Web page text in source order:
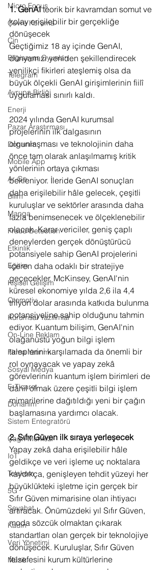
Micro Focus
Çevre Koruma
Çin
Bilgisayar Oyunları
Telegram
Avrupa Birliği
Enerji
Pazar Araştırması
Donanım
Mobile App
Ar-Ge
Bilim
Manga
Fraud Detection
Etkinlik
Eğitim
Kişisel Gelişim
Otomotiv
Kurumsal Yazılımlar
On-Line Reklam
Firma Yatırımı
Sosyal Medya
E-Ticaret
Donanım
Sistem Entegratörü
Çağrı Merkezi
IoT
Telekom
5G
Seyahat
Kadın
Veri Yönetimi
Müzik
1. GenAI teorik bir kavramdan somut ve
kolay erişilebilir bir gerçekliğe
dönüşecek
Geçtiğimiz 18 ay içinde GenAI,
dünyamızı yeniden şekillendirecek
yenilikçi fikirleri ateşlemiş olsa da
büyük ölçekli GenAI girişimlerinin fiilî
uygulaması sınırlı kaldı.
2024 yılında GenAI kurumsal
projelerinin ilk dalgasının
olgunlaşması ve teknolojinin daha
önce tam olarak anlaşılmamış kritik
yönlerinin ortaya çıkması
bekleniyor. İleride GenAI sonuçları
daha erişilebilir hâle gelecek, çeşitli
kuruluşlar ve sektörler arasında daha
fazla benimsenecek ve ölçeklenebilir
olacak. Karar vericiler, geniş çaplı
deneylerden gerçek dönüştürücü
potansiyele sahip GenAI projelerini
içeren daha odaklı bir stratejiye
geçecekler. McKinsey, GenAI'nin
küresel ekonomiye yılda 2,6 ila 4,4
trilyon dolar arasında katkıda bulunma
potansiyeline sahip olduğunu tahmin
ediyor. Kuantum bilişim, GenAI'nin
olağanüstü yoğun bilgi işlem
taleplerini karşılamada da önemli bir
rol oynayacak ve yapay zekâ
görevlerinin kuantum işlem birimleri de
dâhil olmak üzere çeşitli bilgi işlem
mimarilerine dağıtıldığı yeni bir çağın
başlamasına yardımcı olacak.
2. Sıfır Güven ilk sıraya yerleşecek
Yapay zekâ daha erişilebilir hâle
geldikçe ve veri işleme uç noktalara
kaydıkça, genişleyen tehdit yüzeyi her
büyüklükteki işletme için gerçek bir
Sıfır Güven mimarisine olan ihtiyacı
artıracak. Önümüzdeki yıl Sıfır Güven,
moda sözcük olmaktan çıkarak
standartları olan gerçek bir teknolojiye
dönüşecek. Kuruluşlar, Sıfır Güven
felsefesini kurum kültürlerine